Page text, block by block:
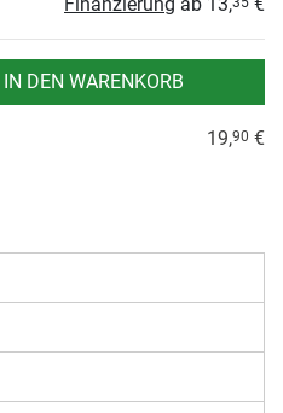
IN DEN WARENKORB
19,90 €